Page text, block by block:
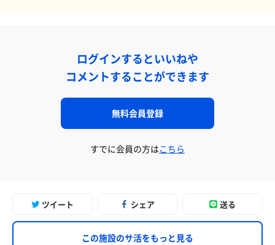
ログインするといいねや
コメントすることができます
無料会員登録
すでに会員の方はこちら
ツイート シェア 送る
この施設のサ活をもっと見る